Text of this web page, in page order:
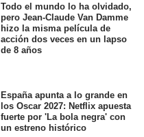
Todo el mundo lo ha olvidado,
pero Jean-Claude Van Damme
hizo la misma película de
acción dos veces en un lapso
de 8 años
España apunta a lo grande en
los Oscar 2027: Netflix apuesta
fuerte por 'La bola negra' con
un estreno histórico